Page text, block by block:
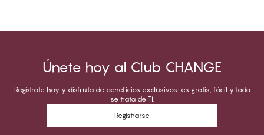
Únete hoy al Club CHANGE
Regístrate hoy y disfruta de beneficios exclusivos: es gratis, fácil y todo
se trata de TI.
Registrarse